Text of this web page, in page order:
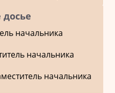
начальника
начальника
начальника